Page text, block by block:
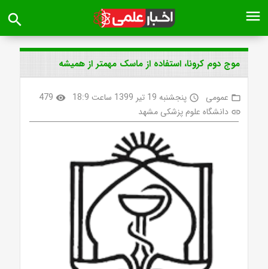
menu
search
موج دوم کرونا، استفاده از ماسک مهمتر از همیشه
folder_open عمومی access_time پنجشنبه 19 تیر 1399 ساعت 18:9 visibility
479
link دانشگاه علوم پزشکی مشهد